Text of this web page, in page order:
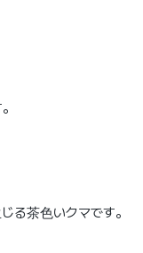
る茶色いクマです。